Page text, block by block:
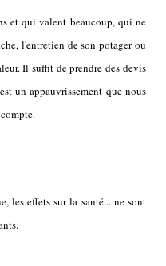
et qui valent beaucoup, qui ne
l'entretien de son potager ou
Il suffit de prendre des devis
un appauvrissement que nous
les effets sur la santé... ne sont